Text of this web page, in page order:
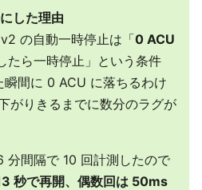
した理由
の自動一時停止は「0 ACU
たら一時停止」という条件
瞬間に 0 ACU に落ちるわけ
がりきるまでに数分のラグが
分間隔で 10 回計測したので
秒で再開、偶数回は 50ms